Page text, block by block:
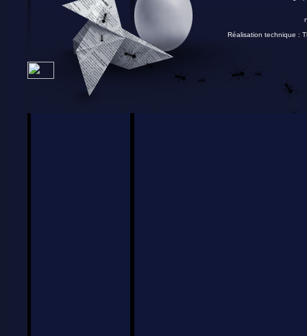
Réalisation technique :